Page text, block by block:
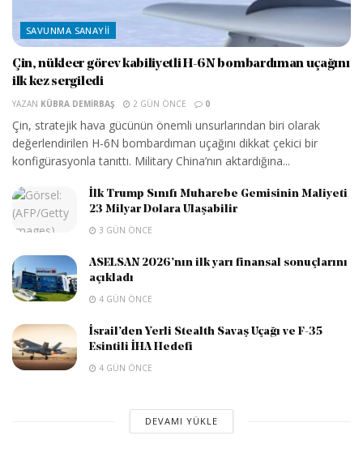
SAVUNMA SANAYII
Çin, nükleer görev kabiliyetli H-6N bombardıman uçağını
ilk kez sergiledi
YAZAN KÜBRA DEMIRBAŞ 2 GÜN ÖNCE 0
Çin, stratejik hava gücünün önemli unsurlarından biri olarak
değerlendirilen H-6N bombardıman uçağını dikkat çekici bir
konfigürasyonla tanıttı. Military China’nın aktardığına...
İlk Trump Sınıfı Muharebe Gemisinin Maliyeti
23 Milyar Dolara Ulaşabilir
3 GÜN ÖNCE
ASELSAN 2026’nın ilk yarı finansal sonuçlarını
açıkladı
4 GÜN ÖNCE
İsrail’den Yerli Stealth Savaş Uçağı ve F-35
Esintili İHA Hedefi
4 GÜN ÖNCE
DEVAMI YÜKLE